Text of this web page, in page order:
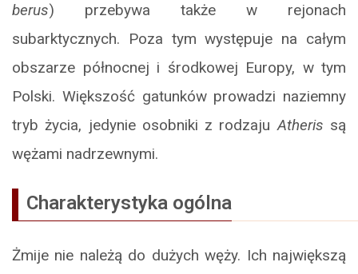
berus) przebywa także w rejonach
subarktycznych. Poza tym występuje na całym
obszarze północnej i środkowej Europy, w tym
Polski. Większość gatunków prowadzi naziemny
tryb życia, jedynie osobniki z rodzajuAtheris są
wężami nadrzewnymi.
Charakterystyka ogólna
Żmije nie należą do dużych węży. Ich największą